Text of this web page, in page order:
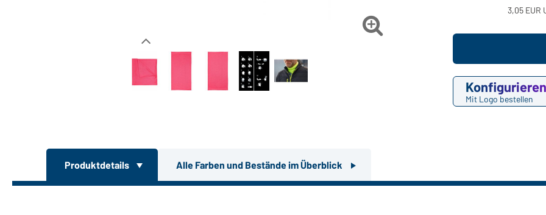

3,05 EUR
Konfigurieren
Mit Logo bestellen
Produktdetails Alle Farben und Bestände im Überblick